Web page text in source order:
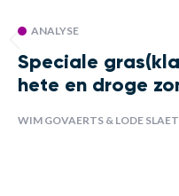
ANALYSE
Speciale
hete en droge
WIM GOVAERTS & LODE